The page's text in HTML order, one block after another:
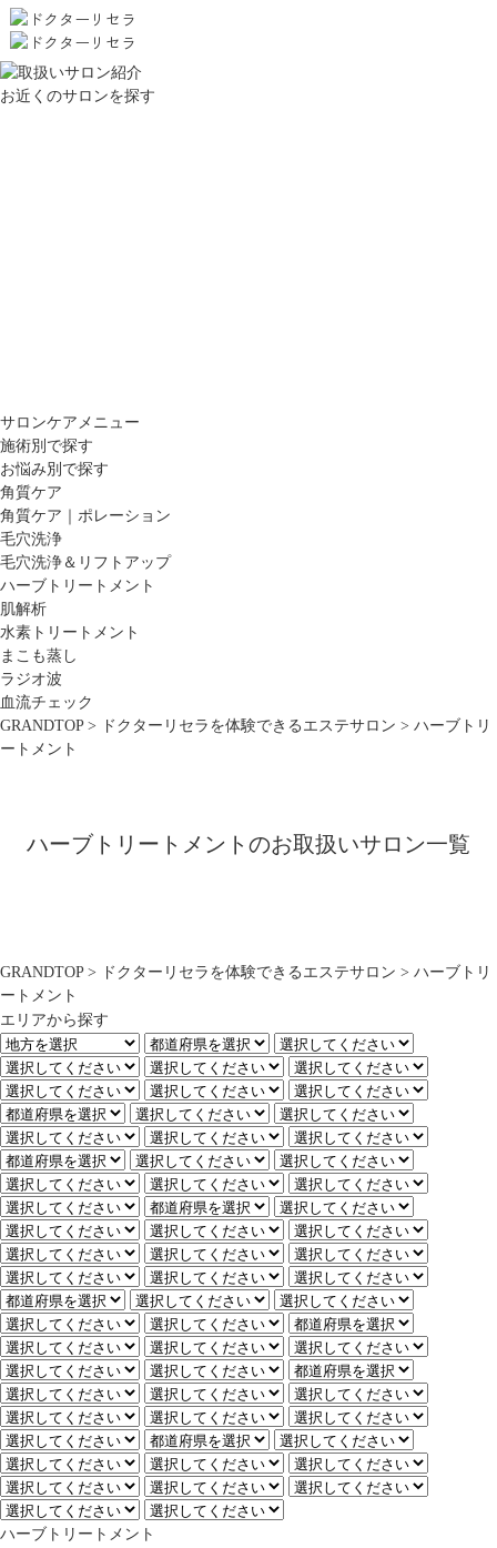
お近くのサロンを探す
サロンケアメニュー
施術別で探す
お悩み別で探す
角質ケア
角質ケア｜ポレーション
毛穴洗浄
毛穴洗浄＆リフトアップ
ハーブトリートメント
肌解析
水素トリートメント
まこも蒸し
ラジオ波
血流チェック
GRANDTOP> ドクターリセラを体験できるエステサロン > ハーブトリ
ートメント
ハーブトリートメントのお取扱いサロン一覧
GRANDTOP> ドクターリセラを体験できるエステサロン > ハーブトリ
ートメント
エリアから探す
ハーブトリートメント